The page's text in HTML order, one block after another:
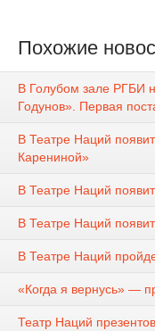
Похожие
В Голубом зале РГБИ
Годунов». Первая
В Театре Наций
Карениной»
В Театре Наций
В Театре Наций
В Театре Наций
«Когда я вернусь» —
Театр Наций